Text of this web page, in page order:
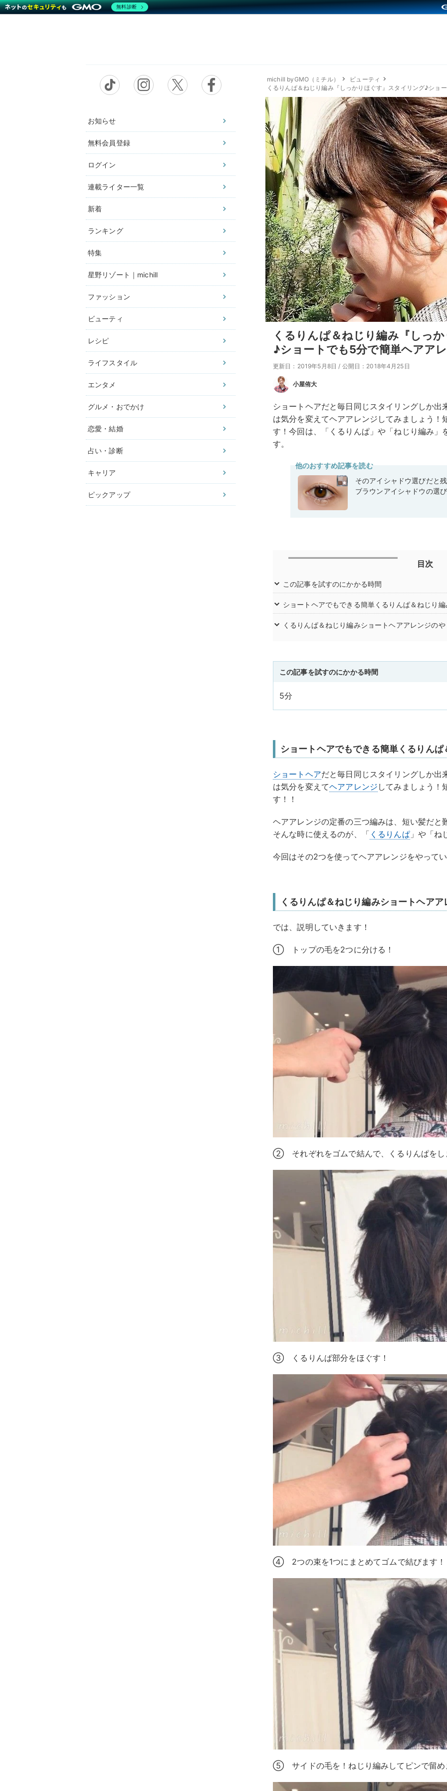
お知らせ
無料会員登録
ログイン
連載ライター一覧
新着
ランキング
特集
星野リゾート｜michill
ファッション
ビューティ
レシピ
ライフスタイル
エンタメ
グルメ・おでかけ
恋愛・結婚
占い・診断
キャリア
ピックアップ
michill byGMO（ミチル）
ビューティ
くるりんぱ＆ねじり編み『しっかりほぐす』スタイリング♪ショ
くるりんぱ＆ねじり編み『しっ
♪ショートでも5分で簡単ヘアア
更新日：2019年5月8日 / 公開日：2018年4月25日
小屋侑大
ショートヘアだと毎日同じスタイリングしか
は気分を変えてヘアアレンジしてみましょう
す！今回は、「くるりんぱ」や「ねじり編み」
す。
他のおすすめ記事を読む
そのアイシャドウ選びだと
ブラウンアイシャドウの選
目次
この記事を試すのにかかる時間
ショートヘアでもできる簡単くるりんぱ＆ねじり編
くるりんぱ＆ねじり編みショートヘアアレンジの
この記事を試すのにかかる時間
5分
ショートヘアでもできる簡単くるりんぱ
ショートヘアだと毎日同じスタイリングしか出
は気分を変えてヘアアレンジ してみましょう！
す！！
ヘアアレンジの定番の三つ編みは、短い髪だと
そんな時に使えるのが、「 くるりんぱ」や「ね
今回はその2つを使ってヘアアレンジをやって
くるりんぱ＆ねじり編みショートヘア
では、説明していきます！
① トップの毛を2つに分ける！
② それぞれをゴムで結んで、くるりんぱをし
③ くるりんぱ部分をほぐす！
④ 2つの束を1つにまとめてゴムで結びます！
⑤ サイドの毛を！ねじり編みしてピンで留め
無料診断